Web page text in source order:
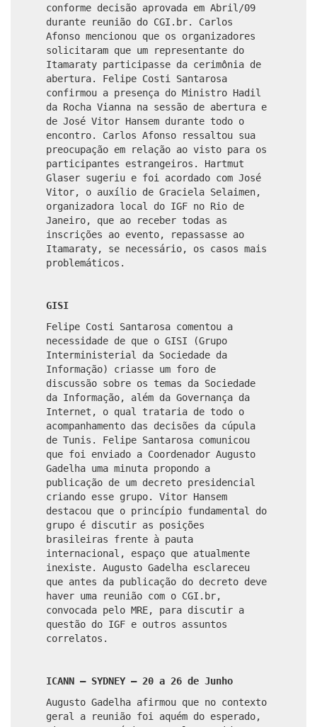
conforme decisão aprovada em Abril/09
durante reunião do CGI.br. Carlos
Afonso mencionou que os organizadores
solicitaram que um representante do
Itamaraty participasse da cerimônia de
abertura. Felipe Costi Santarosa
confirmou a presença do Ministro Hadil
da Rocha Vianna na sessão de abertura e
de José Vitor Hansem durante todo o
encontro. Carlos Afonso ressaltou sua
preocupação em relação ao visto para os
participantes estrangeiros. Hartmut
Glaser sugeriu e foi acordado com José
Vitor, o auxílio de Graciela Selaimen,
organizadora local do IGF no Rio de
Janeiro, que ao receber todas as
inscrições ao evento, repassasse ao
Itamaraty, se necessário, os casos mais
problemáticos.
GISI
Felipe Costi Santarosa comentou a
necessidade de que o GISI (Grupo
Interministerial da Sociedade da
Informação) criasse um foro de
discussão sobre os temas da Sociedade
da Informação, além da Governança da
Internet, o qual trataria de todo o
acompanhamento das decisões da cúpula
de Tunis. Felipe Santarosa comunicou
que foi enviado a Coordenador Augusto
Gadelha uma minuta propondo a
publicação de um decreto presidencial
criando esse grupo. Vitor Hansem
destacou que o princípio fundamental do
grupo é discutir as posições
brasileiras frente à pauta
internacional, espaço que atualmente
inexiste. Augusto Gadelha esclareceu
que antes da publicação do decreto deve
haver uma reunião com o CGI.br,
convocada pelo MRE, para discutir a
questão do IGF e outros assuntos
correlatos.
ICANN – SYDNEY – 20 a 26 de Junho
Augusto Gadelha afirmou que no contexto
geral a reunião foi aquém do esperado,